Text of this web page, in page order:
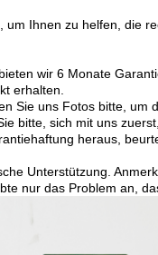
Ihnen zu helfen, die
wir 6 Monate
erhalten.
Sie uns Fotos bitte,
bitte, sich mit uns
heraus,
Unterstützung.
nur das Problem an,